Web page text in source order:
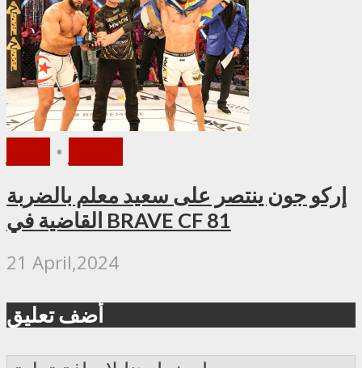
•
إركو جون ينتصر على سعيد معلم بالضربة
القاضية في BRAVE CF 81
21 April,2024
أضف تعليق